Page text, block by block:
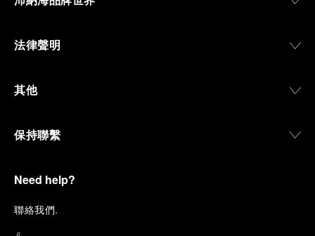
法律聲明
其他
保持聯繫
Need help?
聯絡我們.